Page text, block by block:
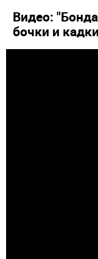
Видео:
бочки и